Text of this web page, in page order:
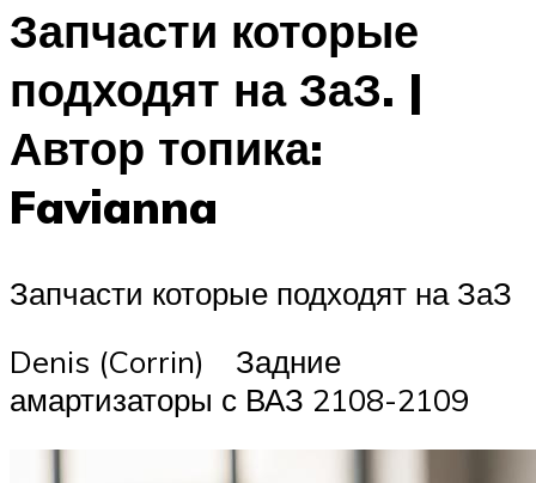
Запчасти которые
подходят на ЗаЗ. |
Автор топика:
Favianna
Запчасти которые подходят на ЗаЗ
Denis (Corrin) Задние
амартизаторы с ВАЗ 2108-2109